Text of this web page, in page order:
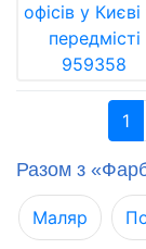
1
Разом з
Маляр